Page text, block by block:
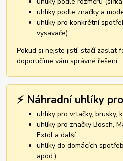
uhlíky podle značky a
uhlíky pro konkrétní
vysavače)
Pokud si nejste jistí, stačí zaslat
doporučíme vám správné řešení.
⚡ Náhradní uhlíky
uhlíky pro vrtačky, brusky,
uhlíky pro značky Bosch,
Extol a další
uhlíky do domácích
apod.)